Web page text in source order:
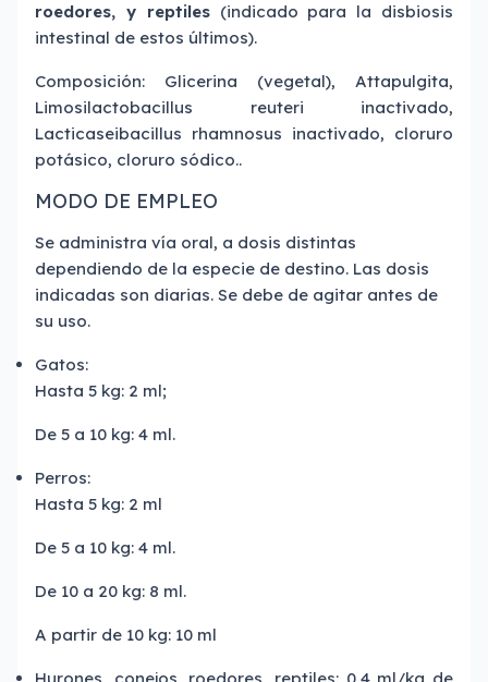
roedores, y reptiles(indicado para la disbiosis
intestinal de estos últimos).
Composición: Glicerina (vegetal), Attapulgita,
Limosilactobacillus reuteri inactivado,
Lacticaseibacillus rhamnosus inactivado, cloruro
potásico, cloruro sódico..
MODO DE EMPLEO
Se administra vía oral, a dosis distintas
dependiendo de la especie de destino. Las dosis
indicadas son diarias. Se debe de agitar antes de
su uso.
Gatos:
Hasta 5 kg: 2 ml;
De 5 a 10 kg: 4 ml.
Perros:
Hasta 5 kg: 2 ml
De 5 a 10 kg: 4 ml.
De 10 a 20 kg: 8 ml.
A partir de 10 kg: 10 ml